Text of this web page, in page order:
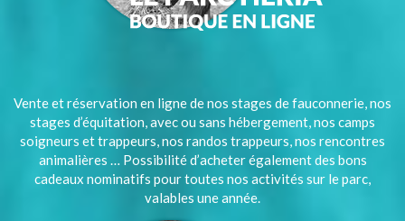
Vente et réservation en ligne de nos stages de fauconnerie, nos
stages d’équitation, avec ou sans hébergement, nos camps
soigneurs et trappeurs, nos randos trappeurs, nos rencontres
animalières … Possibilité d’acheter également des bons
cadeaux nominatifs pour toutes nos activités sur le parc,
valables une année.